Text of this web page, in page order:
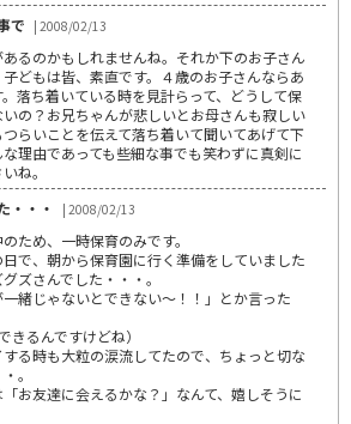
で
| 2008/02/13
るのかもしれませんね。それか下のお子さん
どもは皆、素直です。４歳のお子さんならあ
落ち着いている時を見計らって、どうして保
の？お兄ちゃんが悲しいとお母さんも寂しい
らいことを伝えて落ち着いて聞いてあげて下
理由であっても些細な事でも笑わずに真剣に
ね。
・・・
| 2008/02/13
ため、一時保育のみです。
で、朝から保育園に行く準備をしていました
ズさんでした・・・。
緒じゃないとできない～！！」とか言った
きるんですけどね）
る時も大粒の涙流してたので、ちょっと切な
。
「お友達に会えるかな？」なんて、嬉しそうに